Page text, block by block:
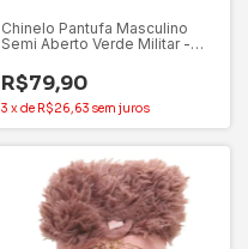
Chinelo Pantufa Masculino
Semi Aberto Verde Militar -
R$79,90
3 x de R$26,63 sem juros